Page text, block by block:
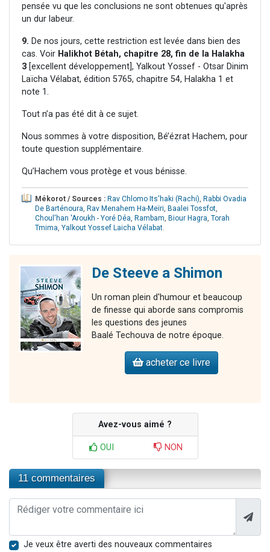
pensée vu que les conclusions ne sont obtenues qu'après
un dur labeur.
9. De nos jours, cette restriction est levée dans bien des
cas. Voir Halikhot Bétah, chapitre 28, fin de la Halakha
3 [excellent développement], Yalkout Yossef - Otsar Dinim
Laïcha Vélabat, édition 5765, chapitre 54, Halakha 1 et
note 1.
Tout n’a pas été dit à ce sujet.
Nous sommes à votre disposition, Bé’ézrat Hachem, pour
toute question supplémentaire.
Qu’Hachem vous protège et vous bénisse.
Mékorot / Sources : Rav Chlomo Its'haki (Rachi), Rabbi Ovadia
De Barténoura, Rav Menahem Ha-Meïri, Baalei Tossfot,
Choul'han 'Aroukh - Yoré Déa, Rambam, Biour Hagra, Torah
Tmima, Yalkout Yossef Laicha Vélabat.
De Steeve a Shimon
Un roman plein d'humour et beaucoup
de finesse qui aborde sans compromis
les questions des jeunes
Baalé Techouva de notre époque.
acheter ce livre
Avez-vous aimé ?
OUI NON
11 commentaires
Je veux être averti des nouveaux commentaires